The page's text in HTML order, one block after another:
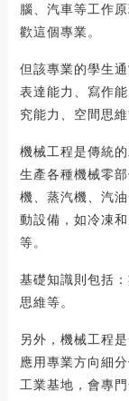
腦、汽車等工作
歡這個專業。
但該專業的學生
表達能力、寫作
究能力、空間思維
機械工程是傳統
生產各種機械零
機、蒸汽機、汽
動設備，如冷凍
等。
基礎知識則包括
思維等。
另外，機械工程
應用專業方向細
工業基地，會專